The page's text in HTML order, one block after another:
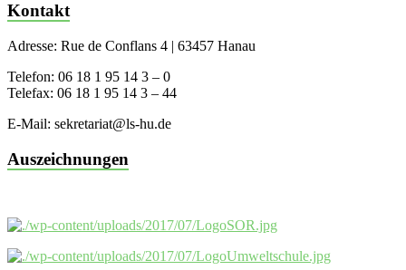
Kontakt
Adresse: Rue de Conflans 4 | 63457 Hanau
Telefon: 06 18 1 95 14 3 – 0
Telefax: 06 18 1 95 14 3 – 44
E-Mail: sekretariat@ls-hu.de
Auszeichnungen